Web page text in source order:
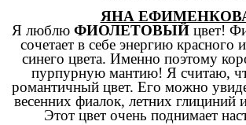
ЯНА
Я люблю ФИОЛЕТОВЫЙцвет!
сочетает в себе энергию красного
синего цвета. Именно поэтому
пурпурную мантию! Я считаю,
романтичный цвет. Его можно
весенних фиалок, летних глициний
Этот цвет очень поднимает